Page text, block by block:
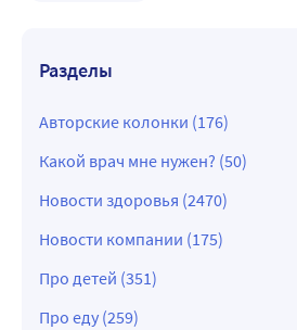
Разделы
Авторские колонки (176)
Какой врач мне нужен? (50)
Новости здоровья (2470)
Новости компании (175)
Про детей (351)
Про еду (259)